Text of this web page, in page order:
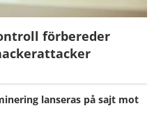
förbereder
lanseras på sajt mot